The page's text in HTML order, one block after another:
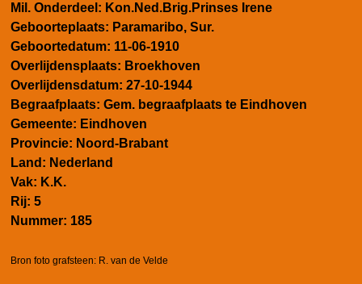
Mil. Onderdeel: Kon.Ned.Brig.Prinses Irene
Geboorteplaats: Paramaribo, Sur.
Geboortedatum: 11-06-1910
Overlijdensplaats: Broekhoven
Overlijdensdatum: 27-10-1944
Begraafplaats: Gem. begraafplaats te Eindhoven
Gemeente: Eindhoven
Provincie: Noord-Brabant
Land: Nederland
Vak: K.K.
Rij: 5
Nummer: 185
Bron foto grafsteen: R. van de Velde